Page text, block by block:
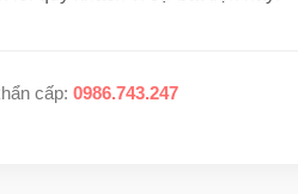
cấp: 0986.743.247